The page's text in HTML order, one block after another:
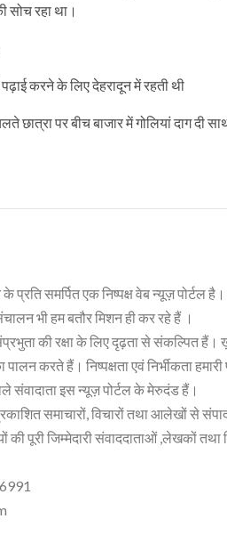
सोच रहा था।
पढ़ाई करने के लिए देहरादून में रहती थी
पर बीच बाजार में गोलियां दाग दी
प्रति समर्पित एक निष्पक्ष वेब न्यूज़ पोर्टल
भी हम बतौर मिशन ही कर रहे हैं ।
की रक्षा के लिए दृढ़ता से संकल्पित हैं।
पालन करते हैं। निष्पक्षता एवं निर्भीकता
संवादाता इस न्यूज़ पोर्टल के मेरुदंड हैं।
समाचारों, विचारों तथा आलेखों से
पूरी जिम्मेदारी संवाददाताओं ,लेखकों तथा